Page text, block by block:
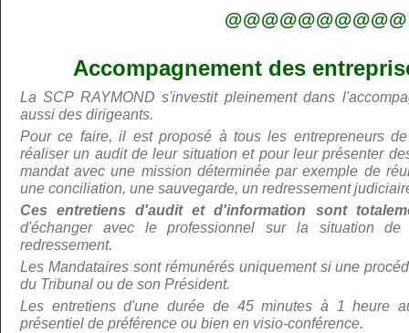
@@@@@@@@@@
Accompagnement des
La SCP RAYMOND s'investit pleinement dans
aussi des dirigeants.
Pour ce faire, il est proposé à tous les entrepreneurs
réaliser un audit de leur situation et pour leur présenter
mandat avec une mission déterminée par exemple de
une conciliation, une sauvegarde, un redressement
Ces entretiens d'audit et d'information sont
d'échanger avec le professionnel sur la situation
redressement.
Les Mandataires sont rémunérés uniquement si une
du Tribunal ou de son Président.
Les entretiens d'une durée de 45 minutes à 1 heure
présentiel de préférence ou bien en visio-conférence.